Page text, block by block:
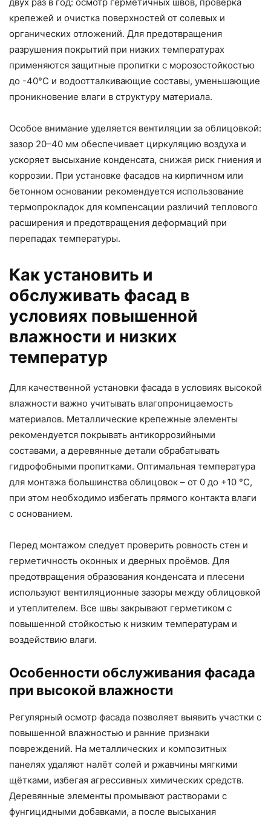
крепежей и очистка поверхностей от солевых и
органических отложений. Для предотвращения
разрушения покрытий при низких температурах
применяются защитные пропитки с морозостойкостью
до -40°С и водоотталкивающие составы, уменьшающие
проникновение влаги в структуру материала.
Особое внимание уделяется вентиляции за облицовкой:
зазор 20–40 мм обеспечивает циркуляцию воздуха и
ускоряет высыхание конденсата, снижая риск гниения и
коррозии. При установке фасадов на кирпичном или
бетонном основании рекомендуется использование
термопрокладок для компенсации различий теплового
расширения и предотвращения деформаций при
перепадах температуры.
Как установить и
обслуживать фасад в
условиях повышенной
влажности и низких
температур
Для качественной установки фасада в условиях высокой
влажности важно учитывать влагопроницаемость
материалов. Металлические крепежные элементы
рекомендуется покрывать антикоррозийными
составами, а деревянные детали обрабатывать
гидрофобными пропитками. Оптимальная температура
для монтажа большинства облицовок – от 0 до +10 °C,
при этом необходимо избегать прямого контакта влаги
с основанием.
Перед монтажом следует проверить ровность стен и
герметичность оконных и дверных проёмов. Для
предотвращения образования конденсата и плесени
используют вентиляционные зазоры между облицовкой
и утеплителем. Все швы закрывают герметиком с
повышенной стойкостью к низким температурам и
воздействию влаги.
Особенности обслуживания фасада
при высокой влажности
Регулярный осмотр фасада позволяет выявить участки с
повышенной влажностью и ранние признаки
повреждений. На металлических и композитных
панелях удаляют налёт солей и ржавчины мягкими
щётками, избегая агрессивных химических средств.
Деревянные элементы промывают растворами с
фунгицидными добавками, а после высыхания